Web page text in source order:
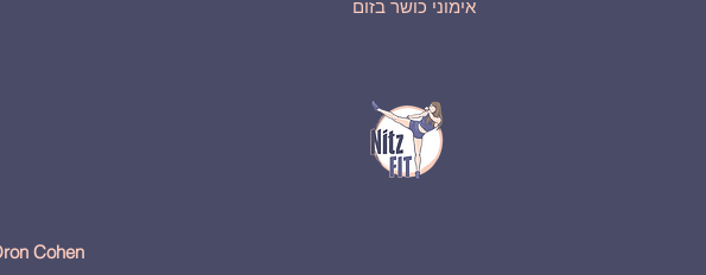
אימוני כושר בזום
Cohen